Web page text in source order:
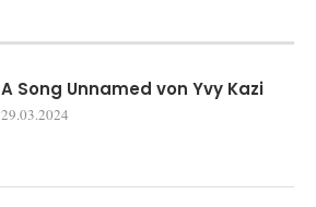
A Song Unnamed von Yvy Kazi
29.03.2024